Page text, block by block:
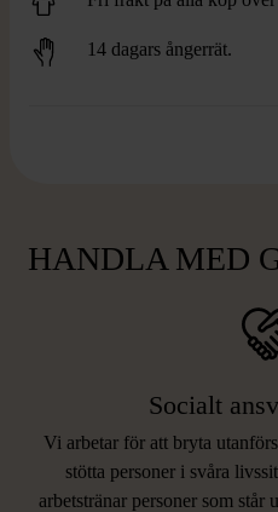
14 dagars ångerrät.
HANDLA MED
Socialt
Vi arbetar för att bryta
stötta personer i svåra
arbetstränar personer som står